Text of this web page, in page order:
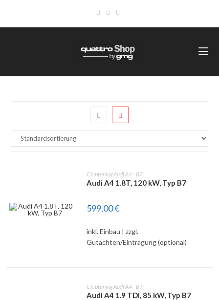
springen
Chiptuning Audi A4 - B7
Audi A4 1.8T, 120 kW, Typ B7
599,00€
inkl. Einbau | zzgl.
Gutachten/Eintragung (optional)
Chiptuning Audi A4 - B7
Audi A4 1.9 TDI, 85 kW, Typ B7